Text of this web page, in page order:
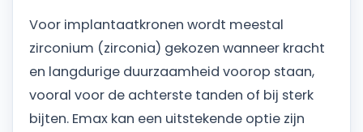
Voor implantaatkronen wordt meestal
zirconium (zirconia) gekozen wanneer kracht
en langdurige duurzaamheid voorop staan,
vooral voor de achterste tanden of bij sterk
bijten. Emax kan een uitstekende optie zijn